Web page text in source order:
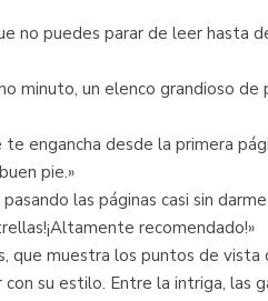
no puedes parar de leer hasta
un elenco grandioso de
engancha desde la primera
pie.»
las páginas casi sin
recomendado!»
que muestra los puntos de
su estilo. Entre la intriga, las